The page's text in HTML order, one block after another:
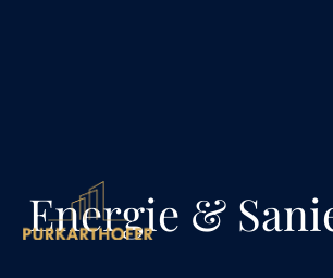
Energie &